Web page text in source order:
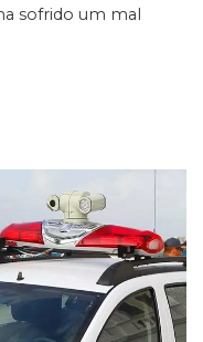
sofrido um mal